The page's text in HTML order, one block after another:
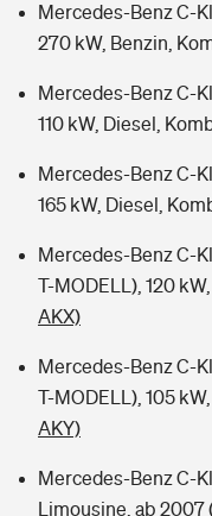
Mercedes-Benz C-
270 kW, Benzin,
Mercedes-Benz C-
110 kW, Diesel,
Mercedes-Benz C-
165 kW, Diesel,
Mercedes-Benz C-
T-MODELL), 120
AKX)
Mercedes-Benz C-
T-MODELL), 105
AKY)
Mercedes-Benz C-
Limousine, ab 2007